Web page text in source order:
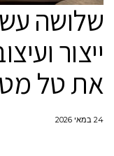
שלושה
ייצור
את טל
24 במאי 2026